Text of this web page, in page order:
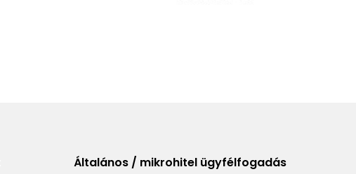
Általános / mikrohitel ügyfélfogadás